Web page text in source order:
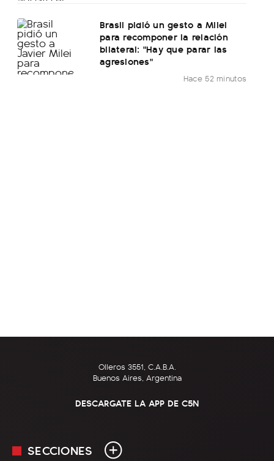
Brasil pidió un gesto a Milei
para recomponer la relación
bilateral: "Hay que parar las
agresiones"
Hace 52 minutos
Olleros 3551, C.A.B.A.
Buenos Aires, Argentina
DESCARGATE LA APP DE C5N
SECCIONES